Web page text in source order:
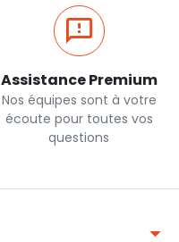
Assistance Premium
Nos équipes sont à votre
écoute pour toutes vos
questions